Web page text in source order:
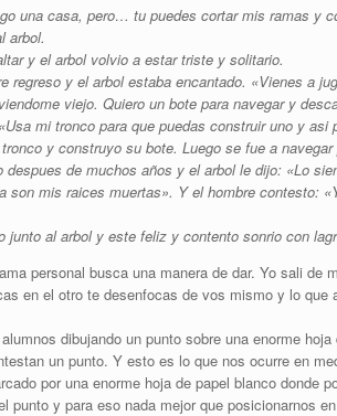
una casa, pero… tu puedes cortar mis ramas y
arbol.
y el arbol volvio a estar triste y solitario.
regreso y el arbol estaba encantado. «Vienes a
viejo. Quiero un bote para navegar y
mi tronco para que puedas construir uno y asi
y construyo su bote. Luego se fue a navegar
despues de muchos años y el arbol le dijo: «Lo
son mis raices muertas». Y el hombre contesto:
junto al arbol y este feliz y contento sonrio con
personal busca una manera de dar. Yo sali de
en el otro te desenfocas de vos mismo y lo
dibujando un punto sobre una enorme
un punto. Y esto es lo que nos ocurre en
por una enorme hoja de papel blanco donde
punto y para eso nada mejor que posicionarnos